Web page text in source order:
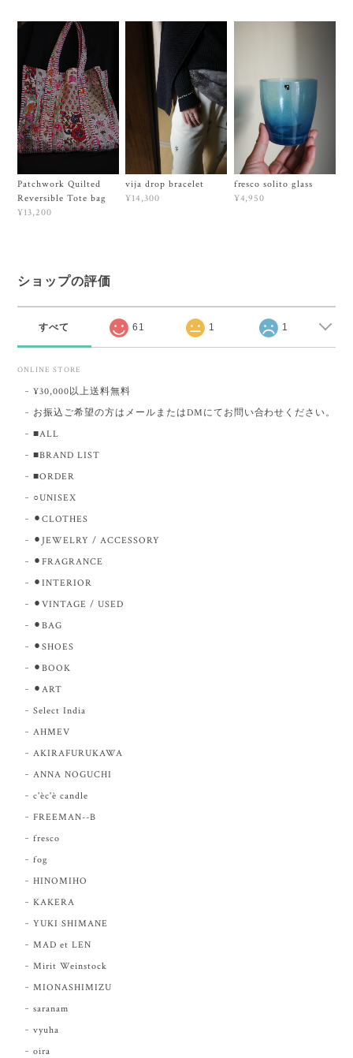
Patchwork Quilted
Reversible Tote bag
¥13,200
vija drop bracelet
¥14,300
fresco solito glass
¥4,950
ショップの評価
すべて 61 1 1
ONLINE STORE
¥30,000以上送料無料
お振込ご希望の方はメールまたはDMにてお問い合わせください。
■ALL
■BRAND LIST
■ORDER
○UNISEX
⚫︎CLOTHES
⚫︎JEWELRY / ACCESSORY
⚫︎FRAGRANCE
⚫︎INTERIOR
⚫︎VINTAGE / USED
⚫︎BAG
⚫︎SHOES
⚫︎BOOK
⚫︎ART
Select India
AHMEV
AKIRAFURUKAWA
ANNA NOGUCHI
c'èc'è candle
FREEMAN--B
fresco
fog
HINOMIHO
KAKERA
YUKI SHIMANE
MAD et LEN
Mirit Weinstock
MIONASHIMIZU
saranam
vyuha
oira